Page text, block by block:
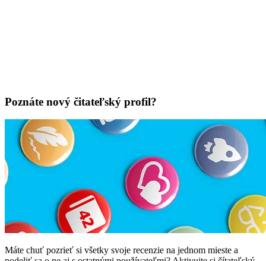
Poznáte nový čitateľský profil?
Máte chuť pozrieť si všetky svoje recenzie na jednom mieste a